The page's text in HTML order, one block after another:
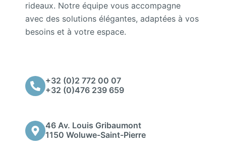
rideaux. Notre équipe vous accompagne
avec des solutions élégantes, adaptées à vos
besoins et à votre espace.
+32 (0)2 772 00 07
+32 (0)476 239 659
46 Av. Louis Gribaumont
1150 Woluwe-Saint-Pierre